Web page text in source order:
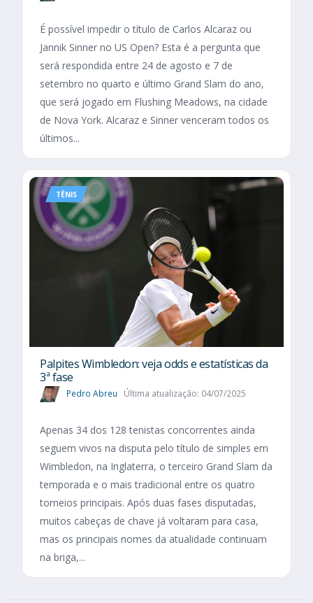
É possível impedir o título de Carlos Alcaraz ou
Jannik Sinner no US Open? Esta é a pergunta que
será respondida entre 24 de agosto e 7 de
setembro no quarto e último Grand Slam do ano,
que será jogado em Flushing Meadows, na cidade
de Nova York. Alcaraz e Sinner venceram todos os
últimos...
TÊNIS
Palpites Wimbledon: veja odds e estatísticas da
3ª fase
Pedro Abreu Última atualização: 04/07/2025
Apenas 34 dos 128 tenistas concorrentes ainda
seguem vivos na disputa pelo título de simples em
Wimbledon, na Inglaterra, o terceiro Grand Slam da
temporada e o mais tradicional entre os quatro
torneios principais. Após duas fases disputadas,
muitos cabeças de chave já voltaram para casa,
mas os principais nomes da atualidade continuam
na briga,...